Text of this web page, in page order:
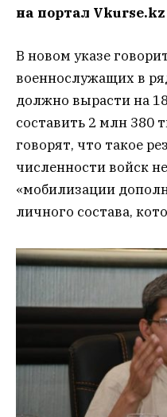
на портал Vkurse.kz
В новом указе
военнослужащих в
должно вырасти на
составить 2 млн 380
говорят, что такое
численности войск
«мобилизации
личного состава,